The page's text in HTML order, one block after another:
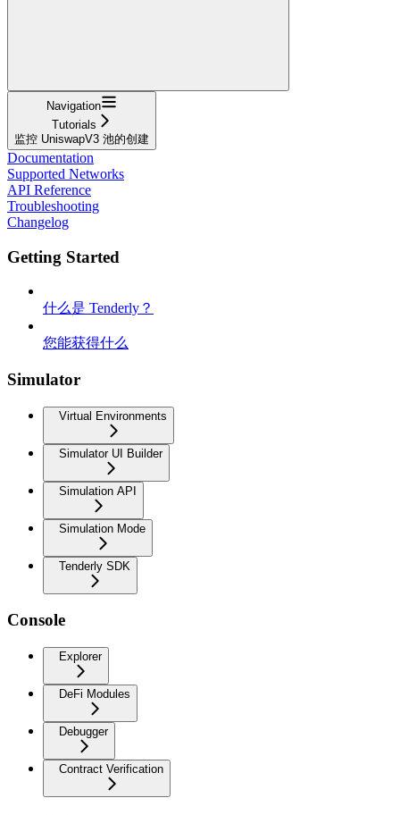
Navigation
Tutorials
监控 UniswapV3 池的创建
Documentation
Supported Networks
API Reference
Troubleshooting
Changelog
Getting Started
什么是 Tenderly？
您能获得什么
Simulator
Virtual Environments
Simulator UI Builder
Simulation API
Simulation Mode
Tenderly SDK
Console
Explorer
DeFi Modules
Debugger
Contract Verification